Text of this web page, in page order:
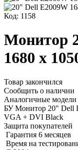
Код: 1158
Монитор
1680 x
Товар закончился
Сообщить о наличии
Аналогичные модели
БУ Монитор 20" Dell
VGA + DVI Black
Защита покупателей
Гарантия 6 месяцев
Время на